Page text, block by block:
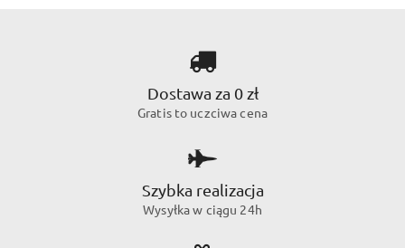
Dostawa za 0 zł
Gratis to uczciwa cena
Szybka realizacja
Wysyłka w ciągu 24h